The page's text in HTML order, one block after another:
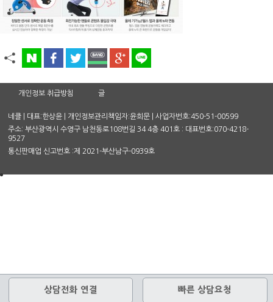
개인정보 취급방침 글
네클 | 대표:한상윤 | 개인정보관리책임자:윤희문 | 사업자번호:450-51-00599
주소: 부산광역시 수영구 남천동로108번길 34 4층 401호 : 대표번호:070-4218-
9527
통신판매업 신고번호 :제 2021-부산남구-0939호
상담전화 연결 빠른 상담요청